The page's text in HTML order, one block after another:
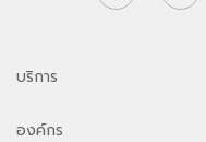
บริการ
องค์กร